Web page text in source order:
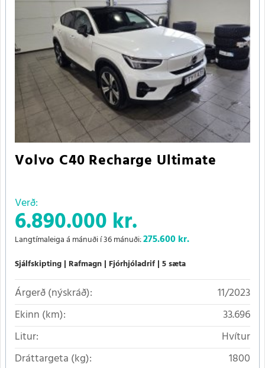
Volvo C40 Recharge Ultimate
Verð:
6.890.000 kr.
Langtímaleiga á mánuði í 36 mánuði:275.600kr.
Sjálfskipting Rafmagn Fjórhjóladrif 5 sæta
Árgerð (nýskráð):
11/2023
Ekinn (km):
33.696
Litur:
Hvítur
Dráttargeta (kg):
1800